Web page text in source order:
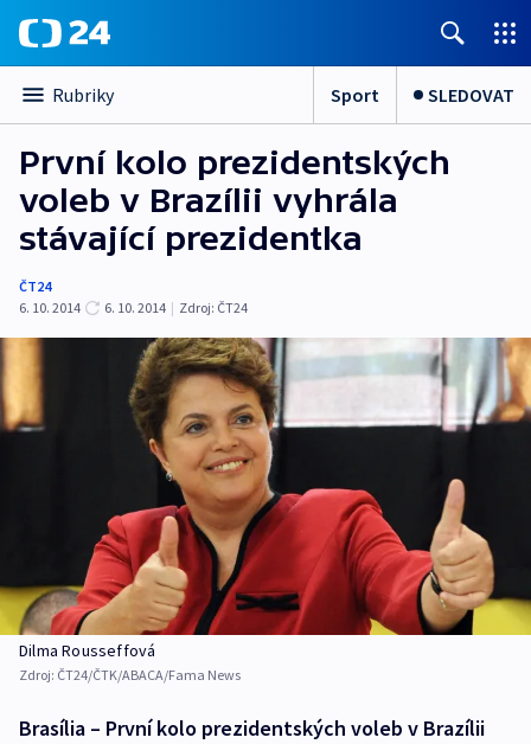
Rubriky Sport SLEDOVAT
První kolo prezidentských
voleb v Brazílii vyhrála
stávající prezidentka
ČT24
6. 10. 2014
6. 10. 2014 | Zdroj: ČT24
Dilma Rousseffová
Zdroj: ČT24/ČTK/ABACA/Fama News
Brasília – První kolo prezidentských voleb v Brazílii